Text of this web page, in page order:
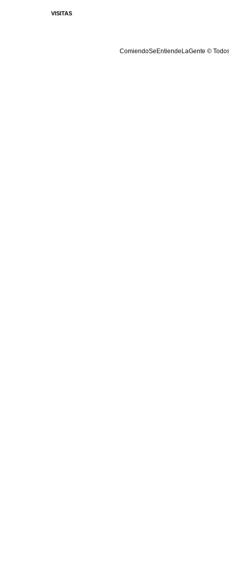
VISITAS
ComiendoSeEntiendeLaGente ©